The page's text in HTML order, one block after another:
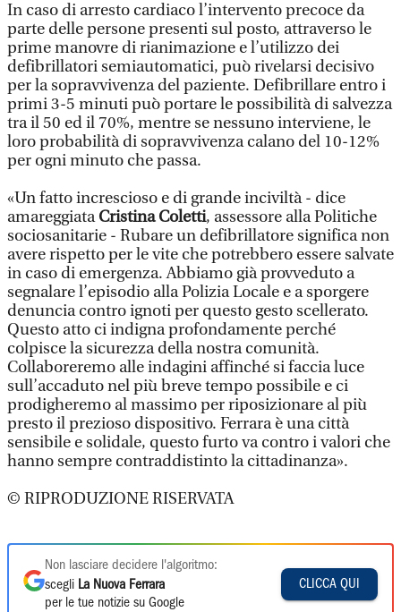
In caso di arresto cardiaco l’intervento precoce da
parte delle persone presenti sul posto, attraverso le
prime manovre di rianimazione e l’utilizzo dei
defibrillatori semiautomatici, può rivelarsi decisivo
per la sopravvivenza del paziente. Defibrillare entro i
primi 3-5 minuti può portare le possibilità di salvezza
tra il 50 ed il 70%, mentre se nessuno interviene, le
loro probabilità di sopravvivenza calano del 10-12%
per ogni minuto che passa.
«Un fatto increscioso e di grande inciviltà - dice
amareggiataCristina Coletti, assessore alla Politiche
sociosanitarie - Rubare un defibrillatore significa non
avere rispetto per le vite che potrebbero essere salvate
in caso di emergenza. Abbiamo già provveduto a
segnalare l’episodio alla Polizia Locale e a sporgere
denuncia contro ignoti per questo gesto scellerato.
Questo atto ci indigna profondamente perché
colpisce la sicurezza della nostra comunità.
Collaboreremo alle indagini affinché si faccia luce
sull’accaduto nel più breve tempo possibile e ci
prodigheremo al massimo per riposizionare al più
presto il prezioso dispositivo. Ferrara è una città
sensibile e solidale, questo furto va contro i valori che
hanno sempre contraddistinto la cittadinanza».
© RIPRODUZIONE RISERVATA
Non lasciare decidere l'algoritmo:
scegli La Nuova Ferrara
per le tue notizie su Google
CLICCA QUI